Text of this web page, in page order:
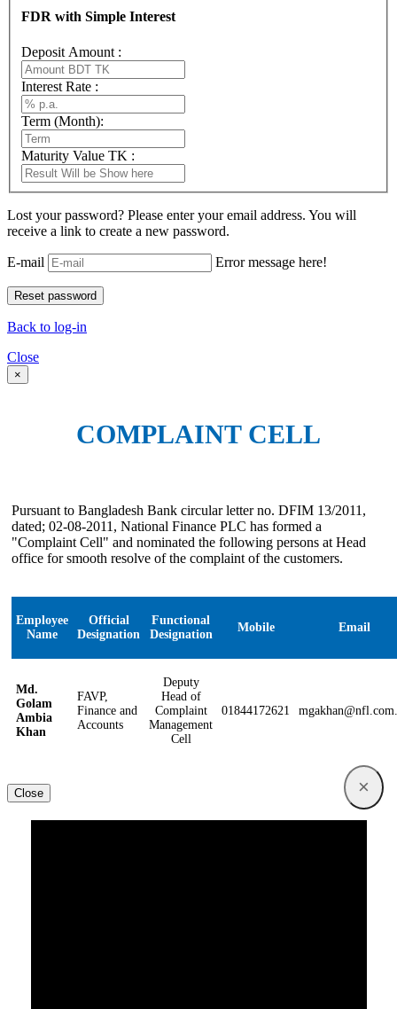
FDR with Simple Interest
Deposit Amount :
Interest Rate :
Term (Month):
Maturity Value TK :
Lost your password? Please enter your email address. You will
receive a link to create a new password.
E-mail Error message here!
Back to log-in
Close
×
COMPLAINT CELL
Pursuant to Bangladesh Bank circular letter no. DFIM 13/2011,
dated; 02-08-2011, National Finance PLC has formed a
"Complaint Cell" and nominated the following persons at Head
office for smooth resolve of the complaint of the customers.
Employee
Name
Official
Designation
Functional
Designation
Mobile Email
Md.
Golam
Ambia
Khan
FAVP,
Finance and
Accounts
Deputy
Head of
Complaint
Management
Cell
01844172621
Close ×